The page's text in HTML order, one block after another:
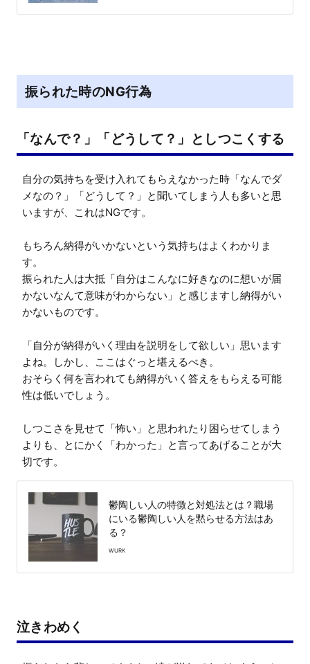
振られた時のNG行為
「なんで？」「どうして？」としつこくする
自分の気持ちを受け入れてもらえなかった時「なんでダ
メなの？」「どうして？」と聞いてしまう人も多いと思
いますが、これはNGです。
もちろん納得がいかないという気持ちはよくわかりま
す。
振られた人は大抵「自分はこんなに好きなのに想いが届
かないなんて意味がわからない」と感じますし納得がい
かないものです。
「自分が納得がいく理由を説明をして欲しい」思います
よね。しかし、ここはぐっと堪えるべき。
おそらく何を言われても納得がいく答えをもらえる可能
性は低いでしょう。
しつこさを見せて「怖い」と思われたり困らせてしまう
よりも、とにかく「わかった」と言ってあげることが大
切です。
鬱陶しい人の特徴と対処法とは？職場
にいる鬱陶しい人を黙らせる方法はあ
る？
WURK
泣きわめく